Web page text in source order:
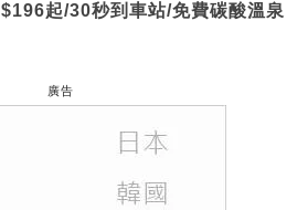
$196起/30秒到車站/免費碳酸溫泉
廣告